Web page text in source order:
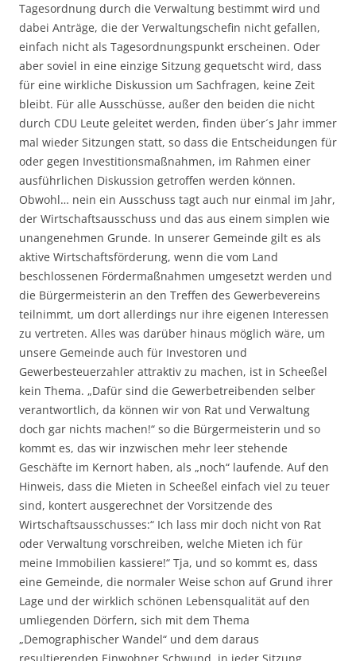
Tagesordnung durch die Verwaltung bestimmt wird und
dabei Anträge, die der Verwaltungschefin nicht gefallen,
einfach nicht als Tagesordnungspunkt erscheinen. Oder
aber soviel in eine einzige Sitzung gequetscht wird, dass
für eine wirkliche Diskussion um Sachfragen, keine Zeit
bleibt. Für alle Ausschüsse, außer den beiden die nicht
durch CDU Leute geleitet werden, finden über´s Jahr immer
mal wieder Sitzungen statt, so dass die Entscheidungen für
oder gegen Investitionsmaßnahmen, im Rahmen einer
ausführlichen Diskussion getroffen werden können.
Obwohl… nein ein Ausschuss tagt auch nur einmal im Jahr,
der Wirtschaftsausschuss und das aus einem simplen wie
unangenehmen Grunde. In unserer Gemeinde gilt es als
aktive Wirtschaftsförderung, wenn die vom Land
beschlossenen Fördermaßnahmen umgesetzt werden und
die Bürgermeisterin an den Treffen des Gewerbevereins
teilnimmt, um dort allerdings nur ihre eigenen Interessen
zu vertreten. Alles was darüber hinaus möglich wäre, um
unsere Gemeinde auch für Investoren und
Gewerbesteuerzahler attraktiv zu machen, ist in Scheeßel
kein Thema. „Dafür sind die Gewerbetreibenden selber
verantwortlich, da können wir von Rat und Verwaltung
doch gar nichts machen!“ so die Bürgermeisterin und so
kommt es, das wir inzwischen mehr leer stehende
Geschäfte im Kernort haben, als „noch“ laufende. Auf den
Hinweis, dass die Mieten in Scheeßel einfach viel zu teuer
sind, kontert ausgerechnet der Vorsitzende des
Wirtschaftsausschusses:“ Ich lass mir doch nicht von Rat
oder Verwaltung vorschreiben, welche Mieten ich für
meine Immobilien kassiere!“ Tja, und so kommt es, dass
eine Gemeinde, die normaler Weise schon auf Grund ihrer
Lage und der wirklich schönen Lebensqualität auf den
umliegenden Dörfern, sich mit dem Thema
„Demographischer Wandel“ und dem daraus